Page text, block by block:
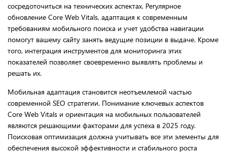
сосредоточиться на технических аспектах. Регулярное
обновление Core Web Vitals, адаптация к современным
требованиям мобильного поиска и учет удобства навигации
помогут вашему сайту занять ведущие позиции в выдаче. Кроме
того, интеграция инструментов для мониторинга этих
показателей позволяет своевременно выявлять проблемы и
решать их.
Мобильная адаптация становится неотъемлемой частью
современной SEO стратегии. Понимание ключевых аспектов
Core Web Vitals и ориентация на мобильных пользователей
являются решающими факторами для успеха в 2025 году.
Поисковая оптимизация должна учитывать все эти элементы для
обеспечения высокой эффективности и стабильного роста